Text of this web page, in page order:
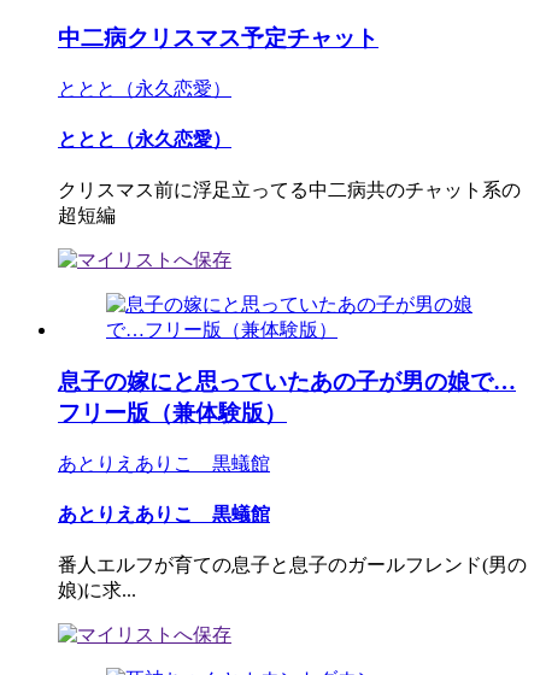
中二病クリスマス予定チャット
ととと（永久恋愛）
ととと（永久恋愛）
クリスマス前に浮足立ってる中二病共のチャット系の
超短編
息子の嫁にと思っていたあの子が男の娘で…
フリー版（兼体験版）
あとりえありこ 黒蟻館
あとりえありこ 黒蟻館
番人エルフが育ての息子と息子のガールフレンド(男の
娘)に求...